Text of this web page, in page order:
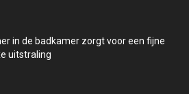
in de badkamer zorgt voor een fijne
uitstraling